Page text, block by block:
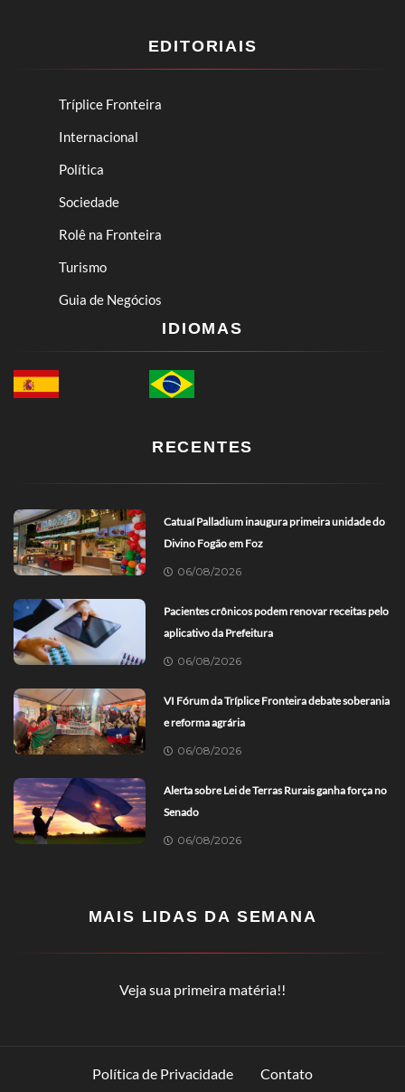
EDITORIAIS
Tríplice Fronteira
Internacional
Política
Sociedade
Rolê na Fronteira
Turismo
Guia de Negócios
IDIOMAS
RECENTES
Catuaí Palladium inaugura primeira unidade do
Divino Fogão em Foz
06/08/2026
Pacientes crônicos podem renovar receitas pelo
aplicativo da Prefeitura
06/08/2026
VI Fórum da Tríplice Fronteira debate soberania
e reforma agrária
06/08/2026
Alerta sobre Lei de Terras Rurais ganha força no
Senado
06/08/2026
MAIS LIDAS DA SEMANA
Veja sua primeira matéria!!
Política de Privacidade Contato